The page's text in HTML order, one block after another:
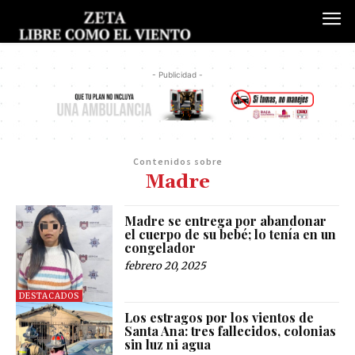
- Publicidad -
Contenidos sobre
Madre
DESTACADOS
Madre se entrega por abandonar
el cuerpo de su bebé; lo tenía en un
congelador
febrero 20, 2025
Los estragos por los vientos de
Santa Ana: tres fallecidos, colonias
sin luz ni agua